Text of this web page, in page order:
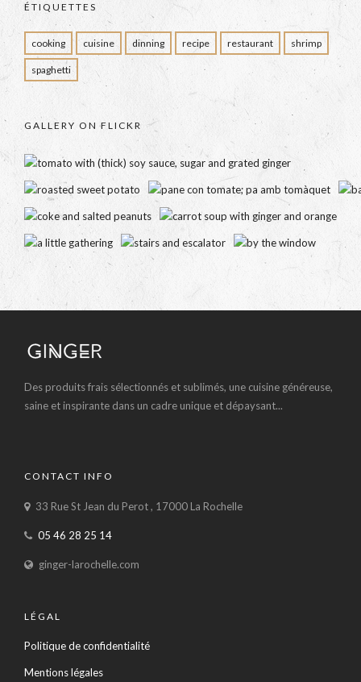
ÉTIQUETTES
cooking cuisine dinning recipe restaurant shrimp
spaghetti
GALLERY ON FLICKR
Des produits frais sélectionnés et sublimés, une cuisine généreuse,
saine et inspirante dans un cadre unique et dépaysant...
CONTACT INFO
33 Rue St Jean du Perot , 17000 La Rochelle
05 46 28 25 14
ginger-larochelle.com
LÉGAL
Politique de confidentialité
Mentions légales